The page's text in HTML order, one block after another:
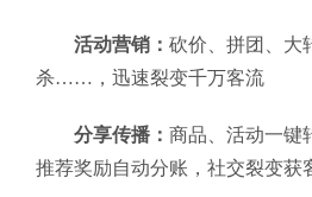
活动营销： 砍价、拼团、大
杀……，迅速裂变千万客流
分享传播： 商品、活动一键
推荐奖励自动分账，社交裂变获